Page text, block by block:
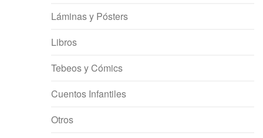
Láminas y Pósters
Libros
Tebeos y Cómics
Cuentos Infantiles
Otros